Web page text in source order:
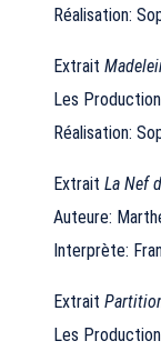
Réalisation:
Extrait
Les
Réalisation:
Extrait La Nef
Auteure:
Interprète:
Extrait
Les